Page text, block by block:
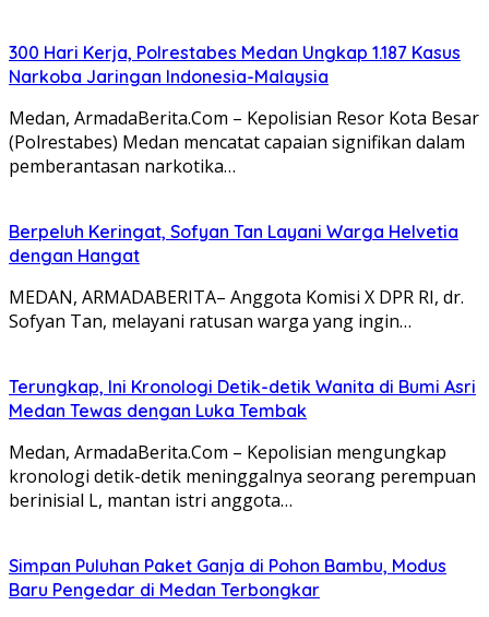
300 Hari Kerja, Polrestabes Medan Ungkap 1.187 Kasus
Narkoba Jaringan Indonesia-Malaysia
Medan, ArmadaBerita.Com – Kepolisian Resor Kota Besar
(Polrestabes) Medan mencatat capaian signifikan dalam
pemberantasan narkotika…
Berpeluh Keringat, Sofyan Tan Layani Warga Helvetia
dengan Hangat
MEDAN, ARMADABERITA– Anggota Komisi X DPR RI, dr.
Sofyan Tan, melayani ratusan warga yang ingin…
Terungkap, Ini Kronologi Detik-detik Wanita di Bumi Asri
Medan Tewas dengan Luka Tembak
Medan, ArmadaBerita.Com – Kepolisian mengungkap
kronologi detik-detik meninggalnya seorang perempuan
berinisial L, mantan istri anggota…
Simpan Puluhan Paket Ganja di Pohon Bambu, Modus
Baru Pengedar di Medan Terbongkar